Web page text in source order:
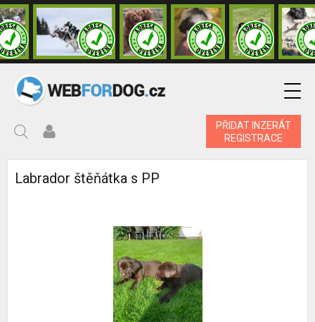
PŘIDAT INZERÁT
REGISTRACE
Labrador štěňátka s PP